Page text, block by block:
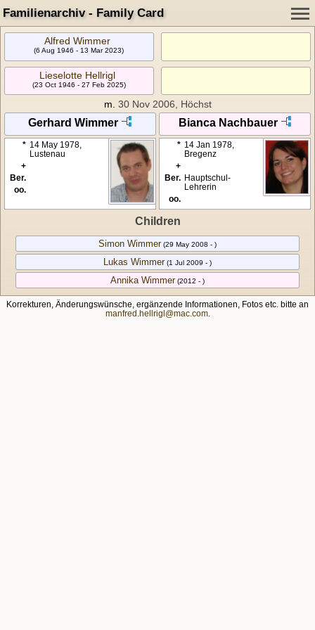
Familienarchiv - Family Card
Alfred Wimmer
(6 Aug 1946 - 13 Mar 2023)
Lieselotte Hellrigl
(23 Oct 1946 - 27 Feb 2025)
m. 30 Nov 2006, Höchst
Gerhard Wimmer Bianca Nachbauer
* 14 May 1978,
Lustenau
+
Ber.
oo.
* 14 Jan 1978,
Bregenz
+
Ber. Hauptschul-
Lehrerin
oo.
Children
Simon Wimmer (29 May 2008 - )
Lukas Wimmer (1 Jul 2009 - )
Annika Wimmer (2012 - )
Korrekturen, Änderungswünsche, ergänzende Informationen, Fotos etc. bitte an
manfred.hellrigl@mac.com.